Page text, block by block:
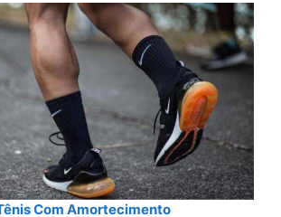
Com Amortecimento